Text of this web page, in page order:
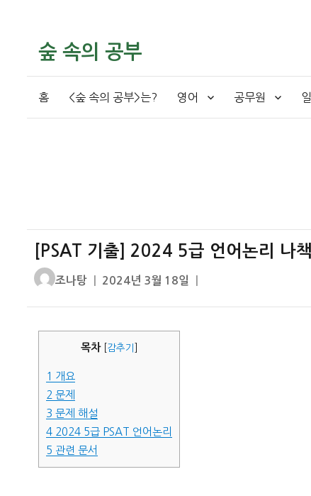
숲 속의 공부
홈 <숲 속의 공부>는? 영어 공무원
[PSAT 기출] 2024 5급 언어논리 나
글
조나탕
작
자
2024년 3월 18일
목차 감추기
1 개요
2 문제
3 문제 해설
4 2024 5급 PSAT 언어논리
5 관련 문서